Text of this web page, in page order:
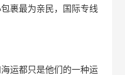
裹最为亲民，国际专线
运都只是他们的一种运